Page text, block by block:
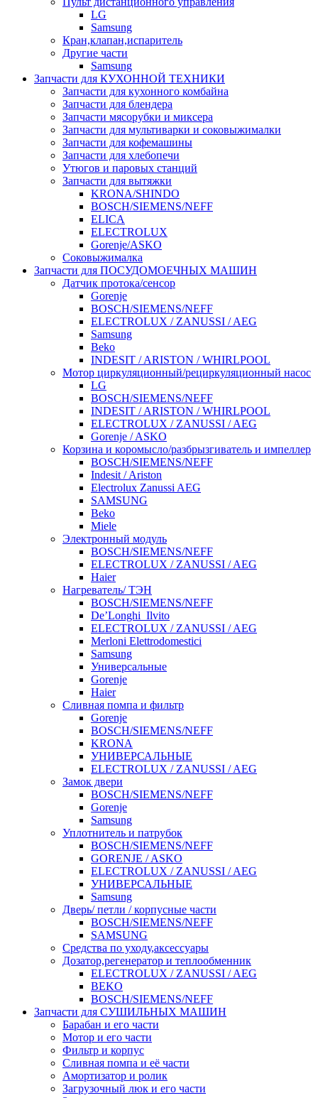
LG
Samsung
Кран,клапан,испаритель
Другие части
Samsung
Запчасти для КУХОННОЙ ТЕХНИКИ
Запчасти для кухонного комбайна
Запчасти для блендера
Запчасти мясорубки и миксера
Запчасти для мультиварки и соковыжималки
Запчасти для кофемашины
Запчасти для хлебопечи
Утюгов и паровых станций
Запчасти для вытяжки
KRONA/SHINDO
BOSCH/SIEMENS/NEFF
ELICA
ELECTROLUX
Gorenje/ASKO
Соковыжималка
Запчасти для ПОСУДОМОЕЧНЫХ МАШИН
Датчик протока/сенсор
Gorenje
BOSCH/SIEMENS/NEFF
ELECTROLUX / ZANUSSI / AEG
Samsung
Beko
INDESIT / ARISTON / WHIRLPOOL
Мотор циркуляционный/рециркуляционный насос
LG
BOSCH/SIEMENS/NEFF
INDESIT / ARISTON / WHIRLPOOL
ELECTROLUX / ZANUSSI / AEG
Gorenje / ASKO
Корзина и коромысло/разбрызгиватель и импеллер
BOSCH/SIEMENS/NEFF
Indesit / Ariston
Electrolux Zanussi AEG
SAMSUNG
Beko
Miele
Электронный модуль
BOSCH/SIEMENS/NEFF
ELECTROLUX / ZANUSSI / AEG
Haier
Нагреватель/ ТЭН
BOSCH/SIEMENS/NEFF
De’Longhi_Ilvito
ELECTROLUX / ZANUSSI / AEG
Merloni Elettrodomestici
Samsung
Универсальные
Gorenje
Haier
Сливная помпа и фильтр
Gorenje
BOSCH/SIEMENS/NEFF
KRONA
УНИВЕРСАЛЬНЫЕ
ELECTROLUX / ZANUSSI / AEG
Замок двери
BOSCH/SIEMENS/NEFF
Gorenje
Samsung
Уплотнитель и патрубок
BOSCH/SIEMENS/NEFF
GORENJE / ASKO
ELECTROLUX / ZANUSSI / AEG
УНИВЕРСАЛЬНЫЕ
Samsung
Дверь/ петли / корпусные части
BOSCH/SIEMENS/NEFF
SAMSUNG
Средства по уходу,аксессуары
Дозатор,регенератор и теплообменник
ELECTROLUX / ZANUSSI / AEG
BEKO
BOSCH/SIEMENS/NEFF
Запчасти для СУШИЛЬНЫХ МАШИН
Барабан и его части
Мотор и его части
Фильтр и корпус
Сливная помпа и её части
Амортизатор и ролик
Загрузочный люк и его части